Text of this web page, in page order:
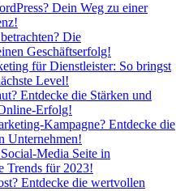
Dein Weg zu einer
Die
Geschäftserfolg!
für Dienstleister: So bringst
Level!
Entdecke die Stärken und
Erfolg!
Kampagne? Entdecke die
Unternehmen!
Media Seite in
Trends für 2023!
Entdecke die wertvollen